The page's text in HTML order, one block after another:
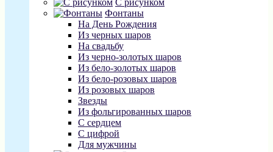
С рисунком
Фонтаны
На День Рождения
Из черных шаров
На свадьбу
Из черно-золотых шаров
Из бело-золотых шаров
Из бело-розовых шаров
Из розовых шаров
Звезды
Из фольгированных шаров
С сердцем
С цифрой
Для мужчины